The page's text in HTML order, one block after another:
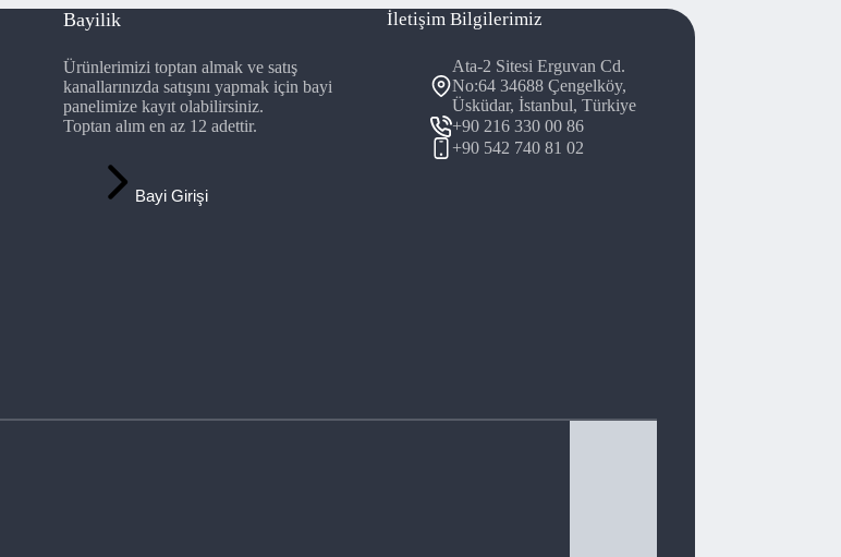
Bayilik
Ürünlerimizi toptan almak ve satış
kanallarınızda satışını yapmak için bayi
panelimize kayıt olabilirsiniz.
Toptan alım en az 12 adettir.
Bayi Girişi
İletişim Bilgilerimiz
Ata-2 Sitesi Erguvan Cd.
No:64 34688 Çengelköy,
Üsküdar, İstanbul, Türkiye
+90 216 330 00 86
+90 542 740 81 02